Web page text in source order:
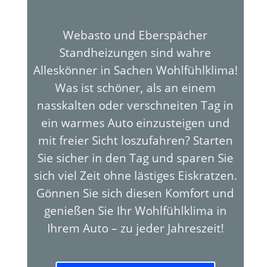
Webasto und Eberspächer
Standheizungen sind wahre
Alleskönner in Sachen Wohlfühlklima!
Was ist schöner, als an einem
nasskalten oder verschneiten Tag in
ein warmes Auto einzusteigen und
mit freier Sicht loszufahren? Starten
Sie sicher in den Tag und sparen Sie
sich viel Zeit ohne lästiges Eiskratzen.
Gönnen Sie sich diesen Komfort und
genießen Sie Ihr Wohlfühlklima in
Ihrem Auto – zu jeder Jahreszeit!